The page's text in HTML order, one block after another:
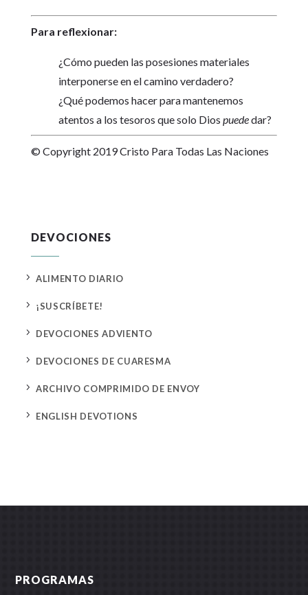
Para reflexionar:
¿Cómo pueden las posesiones materiales
interponerse en el camino verdadero?
¿Qué podemos hacer para mantenemos
atentos a los tesoros que solo Dios puededar?
© Copyright 2019 Cristo Para Todas Las Naciones
DEVOCIONES
5 ALIMENTO DIARIO
5 ¡SUSCRÍBETE!
5 DEVOCIONES ADVIENTO
5 DEVOCIONES DE CUARESMA
5 ARCHIVO COMPRIMIDO DE ENVOY
5 ENGLISH DEVOTIONS
PROGRAMAS